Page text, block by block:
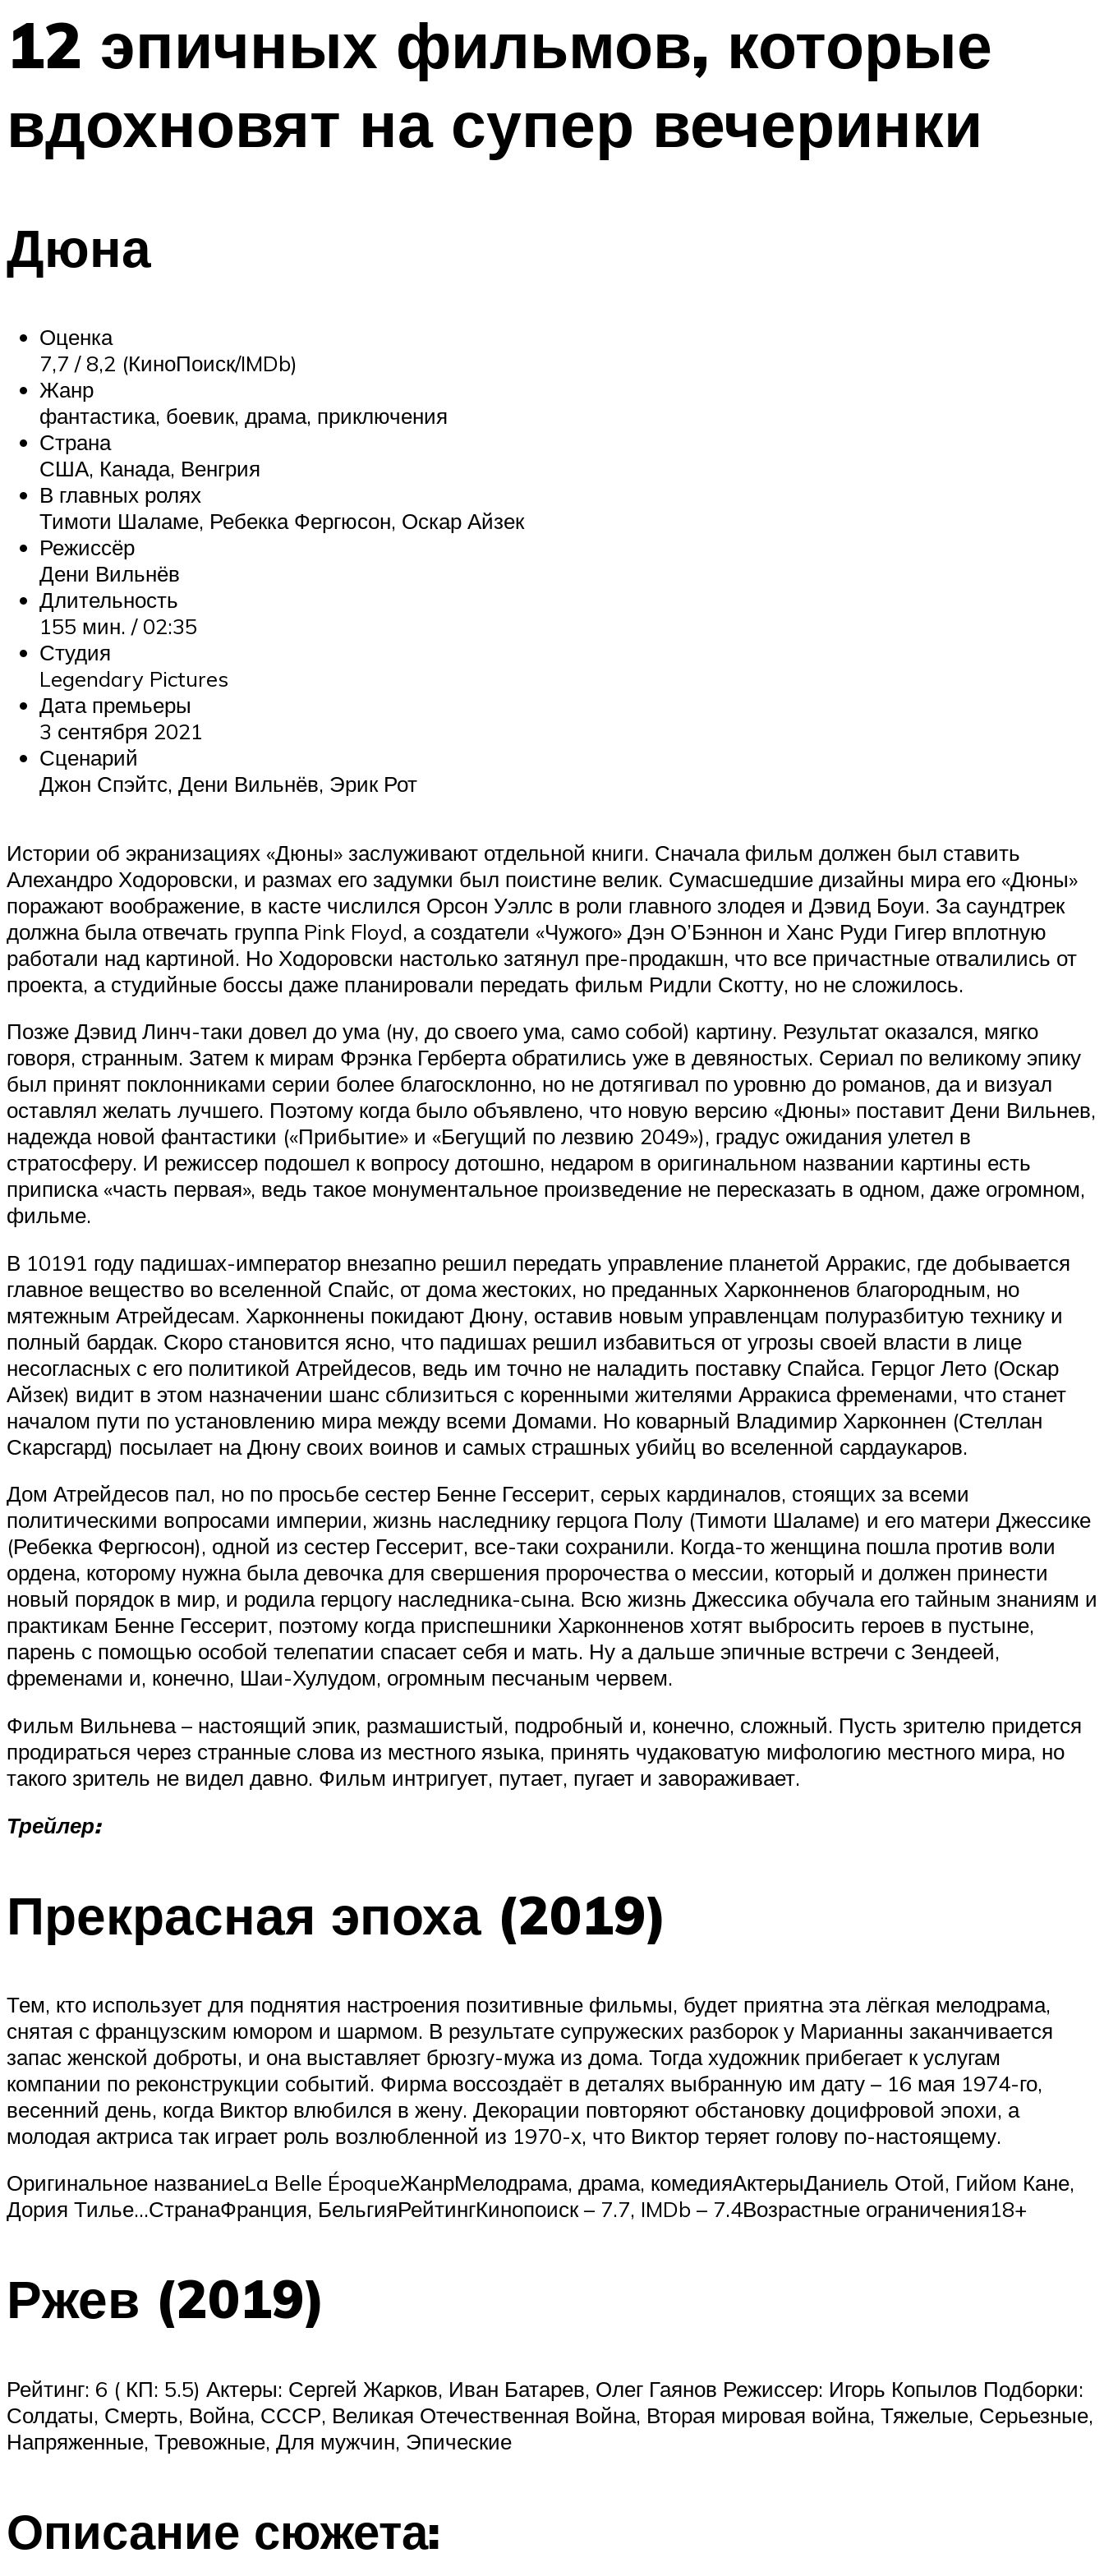
Меню
12 эпичных фильмов, которые
вдохновят на супер вечеринки
Дюна
Оценка
7,7 / 8,2 (КиноПоиск/IMDb)
Жанр
фантастика, боевик, драма, приключения
Страна
США, Канада, Венгрия
В главных ролях
Тимоти Шаламе, Ребекка Фергюсон, Оскар Айзек
Режиссёр
Дени Вильнёв
Длительность
155 мин. / 02:35
Студия
Legendary Pictures
Дата премьеры
3 сентября 2021
Сценарий
Джон Спэйтс, Дени Вильнёв, Эрик Рот
Истории об экранизациях «Дюны» заслуживают отдельной книги. Сначала фильм должен был ставить
Алехандро Ходоровски, и размах его задумки был поистине велик. Сумасшедшие дизайны мира его «Дюны»
поражают воображение, в касте числился Орсон Уэллс в роли главного злодея и Дэвид Боуи. За саундтрек
должна была отвечать группа Pink Floyd, а создатели «Чужого» Дэн О’Бэннон и Ханс Руди Гигер вплотную
работали над картиной. Но Ходоровски настолько затянул пре-продакшн, что все причастные отвалились от
проекта, а студийные боссы даже планировали передать фильм Ридли Скотту, но не сложилось.
Позже Дэвид Линч-таки довел до ума (ну, до своего ума, само собой) картину. Результат оказался, мягко
говоря, странным. Затем к мирам Фрэнка Герберта обратились уже в девяностых. Сериал по великому эпику
был принят поклонниками серии более благосклонно, но не дотягивал по уровню до романов, да и визуал
оставлял желать лучшего. Поэтому когда было объявлено, что новую версию «Дюны» поставит Дени Вильнев,
надежда новой фантастики («Прибытие» и «Бегущий по лезвию 2049»), градус ожидания улетел в
стратосферу. И режиссер подошел к вопросу дотошно, недаром в оригинальном названии картины есть
приписка «часть первая», ведь такое монументальное произведение не пересказать в одном, даже огромном,
фильме.
В 10191 году падишах-император внезапно решил передать управление планетой Арракис, где добывается
главное вещество во вселенной Спайс, от дома жестоких, но преданных Харконненов благородным, но
мятежным Атрейдесам. Харконнены покидают Дюну, оставив новым управленцам полуразбитую технику и
полный бардак. Скоро становится ясно, что падишах решил избавиться от угрозы своей власти в лице
несогласных с его политикой Атрейдесов, ведь им точно не наладить поставку Спайса. Герцог Лето (Оскар
Айзек) видит в этом назначении шанс сблизиться с коренными жителями Арракиса фременами, что станет
началом пути по установлению мира между всеми Домами. Но коварный Владимир Харконнен (Стеллан
Скарсгард) посылает на Дюну своих воинов и самых страшных убийц во вселенной сардаукаров.
Дом Атрейдесов пал, но по просьбе сестер Бенне Гессерит, серых кардиналов, стоящих за всеми
политическими вопросами империи, жизнь наследнику герцога Полу (Тимоти Шаламе) и его матери Джессике
(Ребекка Фергюсон), одной из сестер Гессерит, все-таки сохранили. Когда-то женщина пошла против воли
ордена, которому нужна была девочка для свершения пророчества о мессии, который и должен принести
новый порядок в мир, и родила герцогу наследника-сына. Всю жизнь Джессика обучала его тайным знаниям и
практикам Бенне Гессерит, поэтому когда приспешники Харконненов хотят выбросить героев в пустыне,
парень с помощью особой телепатии спасает себя и мать. Ну а дальше эпичные встречи с Зендеей,
фременами и, конечно, Шаи-Хулудом, огромным песчаным червем.
Фильм Вильнева – настоящий эпик, размашистый, подробный и, конечно, сложный. Пусть зрителю придется
продираться через странные слова из местного языка, принять чудаковатую мифологию местного мира, но
такого зритель не видел давно. Фильм интригует, путает, пугает и завораживает.
Трейлер:
Прекрасная эпоха (2019)
Тем, кто использует для поднятия настроения позитивные фильмы, будет приятна эта лёгкая мелодрама,
снятая с французским юмором и шармом. В результате супружеских разборок у Марианны заканчивается
запас женской доброты, и она выставляет брюзгу-мужа из дома. Тогда художник прибегает к услугам
компании по реконструкции событий. Фирма воссоздаёт в деталях выбранную им дату – 16 мая 1974-го,
весенний день, когда Виктор влюбился в жену. Декорации повторяют обстановку доцифровой эпохи, а
молодая актриса так играет роль возлюбленной из 1970-х, что Виктор теряет голову по-настоящему.
Оригинальное названиеLa Belle ÉpoqueЖанрМелодрама, драма, комедияАктерыДаниель Отой, Гийом Кане,
Дория Тилье…СтранаФранция, БельгияРейтингКинопоиск – 7.7, IMDb – 7.4Возрастные ограничения18+
Ржев (2019)
Рейтинг: 6 ( КП: 5.5) Актеры: Сергей Жарков, Иван Батарев, Олег Гаянов Режиссер: Игорь Копылов Подборки:
Солдаты, Смерть, Война, СССР, Великая Отечественная Война, Вторая мировая война, Тяжелые, Серьезные,
Напряженные, Тревожные, Для мужчин, Эпические
Описание сюжета: